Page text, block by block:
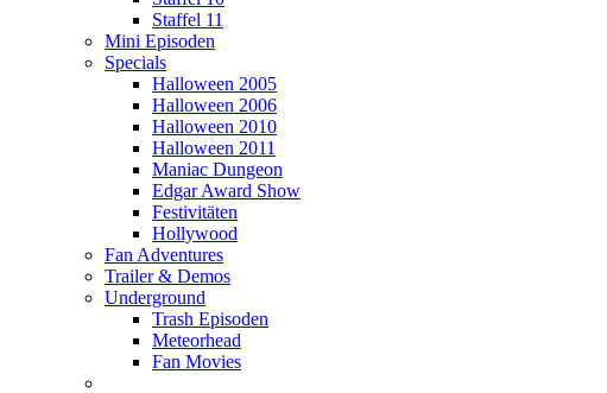
Staffel 11
Mini Episoden
Specials
Halloween 2005
Halloween 2006
Halloween 2010
Halloween 2011
Maniac Dungeon
Edgar Award Show
Festivitäten
Hollywood
Fan Adventures
Trailer & Demos
Underground
Trash Episoden
Meteorhead
Fan Movies